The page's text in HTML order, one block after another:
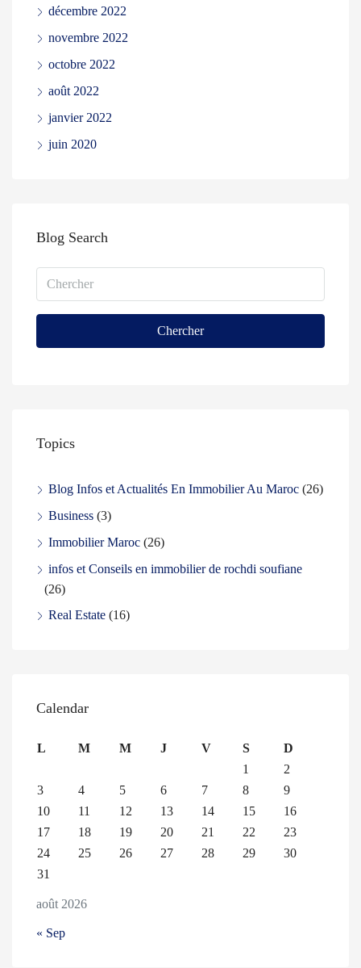
décembre 2022
novembre 2022
octobre 2022
août 2022
janvier 2022
juin 2020
Blog Search
Chercher
Topics
Blog Infos et Actualités En Immobilier Au Maroc (26)
Business (3)
Immobilier Maroc (26)
infos et Conseils en immobilier de rochdi soufiane
(26)
Real Estate (16)
Calendar
août 2026
L M M J V S
D
1
2
3
4 5 6 7 8
9
10
11 12 13 14 15
16
17
18 19 20 21 22
23
24
25 26 27 28 29
30
31
« Sep